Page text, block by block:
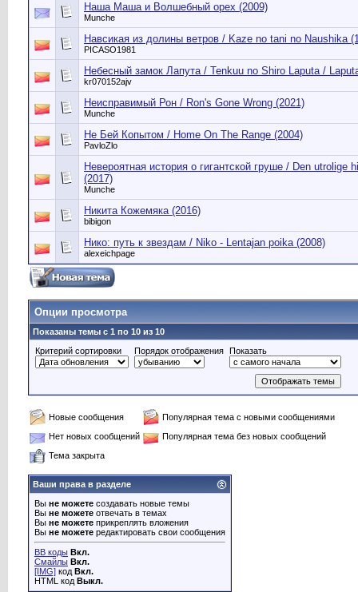
Наша Маша и Волшебный орех (2009)
Munche
Навсикая из долины ветров / Kaze no tani no Naushika
PICASO1981
Небесный замок Лапута / Tenkuu no Shiro Laputa /
kr070152ajv
Неисправимый Рон / Ron's Gone Wrong (2021)
Munche
Не Бей Копытом / Home On The Range (2004)
PavloZlo
Невероятная история о гигантской груше / Den
(2017)
Munche
Никита Кожемяка (2016)
bibigon
Нико: путь к звездам / Niko - Lentajan poika (2008)
alexeichpage
Опции просмотра
Показаны темы с 1 по 10 из 10
Критерий сортировки
Порядок отображения Показать
Новые сообщения
Популярная тема с новыми сообщениями
Нет новых сообщений
Популярная тема без новых сообщений
Тема закрыта
Ваши права в разделе
Вы не можете создавать новые темы
Вы не можете отвечать в темах
Вы не можете прикреплять вложения
Вы не можете редактировать свои сообщения
BB коды Вкл.
Смайлы Вкл.
[IMG] код Вкл.
HTML код Выкл.